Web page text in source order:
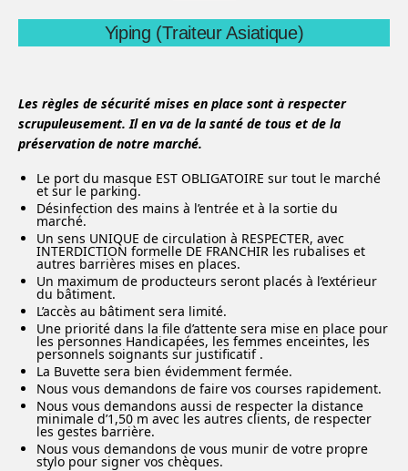
Yiping (Traiteur Asiatique)
Les règles de sécurité mises en place sont à respecter
scrupuleusement. Il en va de la santé de tous et de la
préservation de notre marché.
Le port du masque EST OBLIGATOIRE sur tout le marché
et sur le parking.
Désinfection des mains à l’entrée et à la sortie du
marché.
Un sens UNIQUE de circulation à RESPECTER, avec
INTERDICTION formelle DE FRANCHIR les rubalises et
autres barrières mises en places.
Un maximum de producteurs seront placés à l’extérieur
du bâtiment.
L’accès au bâtiment sera limité.
Une priorité dans la file d’attente sera mise en place pour
les personnes Handicapées, les femmes enceintes, les
personnels soignants sur justificatif .
La Buvette sera bien évidemment fermée.
Nous vous demandons de faire vos courses rapidement.
Nous vous demandons aussi de respecter la distance
minimale d’1,50 m avec les autres clients, de respecter
les gestes barrière.
Nous vous demandons de vous munir de votre propre
stylo pour signer vos chèques.